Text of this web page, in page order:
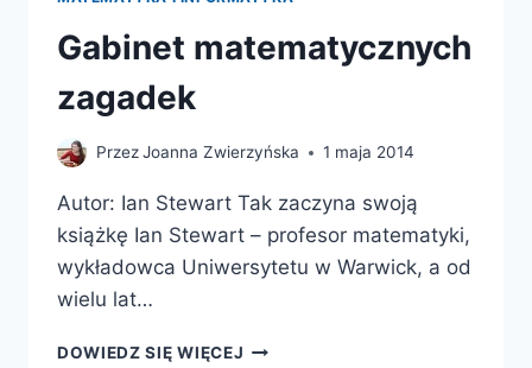
Gabinet matematycznych
zagadek
PrzezJoanna Zwierzyńska 1 maja 2014
Autor: Ian Stewart Tak zaczyna swoją
książkę Ian Stewart – profesor matematyki,
wykładowca Uniwersytetu w Warwick, a od
wielu lat…
DOWIEDZ SIĘ WIĘCEJ GABINET